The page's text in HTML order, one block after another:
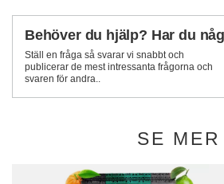
Behöver du hjälp? Har du
Ställ en fråga så svarar vi snabbt och
publicerar de mest intressanta frågorna och
svaren för andra..
SE MER